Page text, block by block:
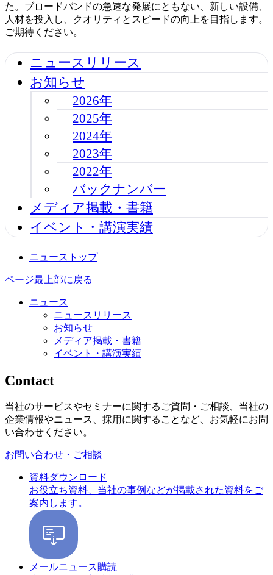
た。ブロードバンドの急速な発展にともない、新しい設備、
人材を投入し、クオリティとスピードの向上を目指します。
ご期待ください。
ニュースリリース
お知らせ
2026年
2025年
2024年
2023年
2022年
バックナンバー
メディア掲載・書籍
イベント・講演実績
ニューストップ
ページ最上部に戻る
ニュース
ニュースリリース
お知らせ
メディア掲載・書籍
イベント・講演実績
Contact
当社のサービスやセミナーに関するご質問・ご相談、当社の
企業情報やニュース、採用に関することなど、お気軽にお問
い合わせください。
お問い合わせ・ご相談
資料ダウンロード
お役立ち資料、当社の事例などが掲載された資料をご
案内します。
メールニュース購読